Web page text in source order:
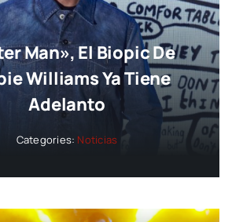
Man», El Biopic De
Williams Ya Tiene
Adelanto
Categories: Noticias